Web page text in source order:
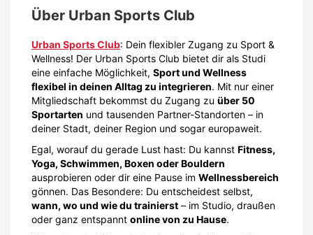
Über Urban Sports Club
Urban Sports Club: Dein flexibler Zugang zu Sport &
Wellness! Der Urban Sports Club bietet dir als Studi
eine einfache Möglichkeit, Sport und Wellness
flexibel in deinen Alltag zu integrieren. Mit nur einer
Mitgliedschaft bekommst du Zugang zu über 50
Sportarten und tausenden Partner-Standorten – in
deiner Stadt, deiner Region und sogar europaweit.
Egal, worauf du gerade Lust hast: Du kannst Fitness,
Yoga, Schwimmen, Boxen oder Bouldern
ausprobieren oder dir eine Pause im Wellnessbereich
gönnen. Das Besondere: Du entscheidest selbst,
wann, wo und wie du trainierst – im Studio, draußen
oder ganz entspannt online von zu Hause.